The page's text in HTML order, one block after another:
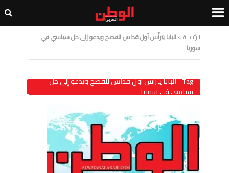
الرئيسية»البابا يترأّس أول قداس للفصح ويدعو إلى حل سياسي في
سوريا
Tag - البابا يترأّس أول قداس للفصح ويدعو إلى حل
سياسي في سوريا